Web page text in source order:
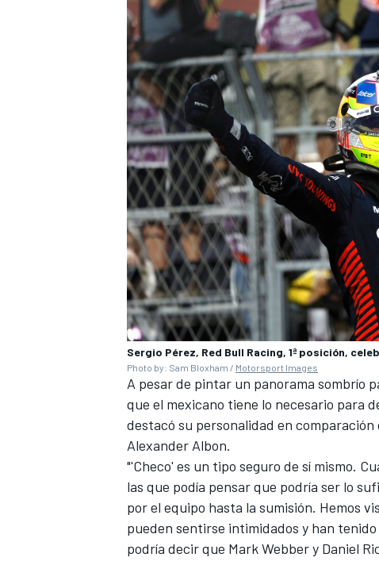
MÁS CATEGORÍAS
Sergio Pérez, Red Bull Racing, 1ª posición,
Photo by: Sam Bloxham / Motorsport Images
A pesar de pintar un panorama sombrío
que el mexicano tiene lo necesario para
destacó su personalidad en
Alexander Albon.
"'Checo' es un tipo seguro de sí mismo.
las que podía pensar que podría ser lo
por el equipo hasta la sumisión. Hemos
pueden sentirse intimidados y han
podría decir que Mark Webbery Daniel